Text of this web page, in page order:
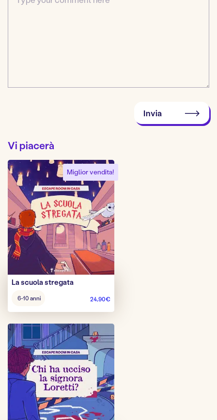
Invia
Vi piacerà
Miglior vendita!
La scuola stregata
d’età:
6-10 anni 24,90€